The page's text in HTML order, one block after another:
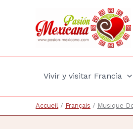
Vivir y visitar Francia
Accueil Français Musique